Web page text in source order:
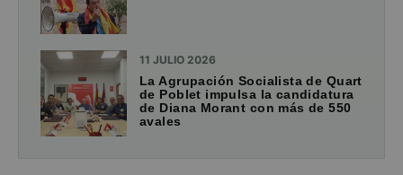
11 JULIO 2026
La Agrupación Socialista de Quart
de Poblet impulsa la candidatura
de Diana Morant con más de 550
avales